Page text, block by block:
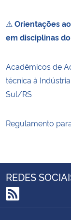
⚠ Orientações
em disciplinas
Acadêmicos de
técnica à
Sul/RS
Regulamento
REDES
RSS